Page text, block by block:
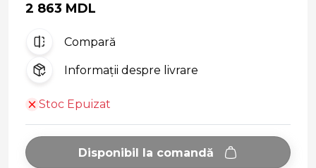
2 863 MDL
Compară
Informații despre livrare
Stoc Epuizat
Disponibil la comandă